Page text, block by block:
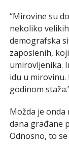
“Mirovine su
nekoliko
demografska
zaposlenih,
umirovljenika.
idu u mirovinu.
godinom
Možda je
dana građane
Odnosno, to